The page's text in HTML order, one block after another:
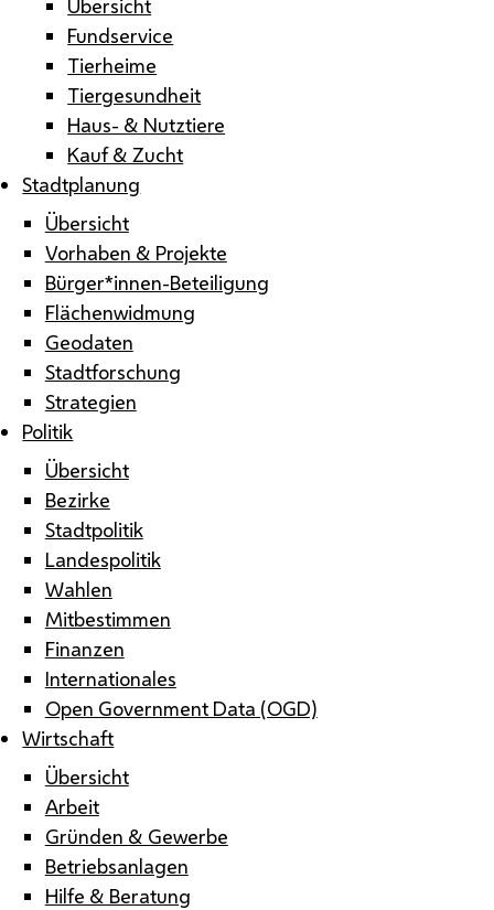
Fundservice
Tierheime
Tiergesundheit
Haus- & Nutztiere
Kauf & Zucht
Stadtplanung
Übersicht
Vorhaben & Projekte
Bürger*innen-Beteiligung
Flächenwidmung
Geodaten
Stadtforschung
Strategien
Politik
Übersicht
Bezirke
Stadtpolitik
Landespolitik
Wahlen
Mitbestimmen
Finanzen
Internationales
Open Government Data (OGD)
Wirtschaft
Übersicht
Arbeit
Gründen & Gewerbe
Betriebsanlagen
Hilfe & Beratung